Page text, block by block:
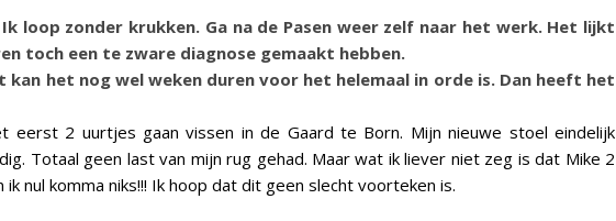
loop zonder krukken. Ga na de Pasen weer zelf naar het werk. Het lijkt
toch een te zware diagnose gemaakt hebben.
kan het nog wel weken duren voor het helemaal in orde is. Dan heeft het
eerst 2 uurtjes gaan vissen in de Gaard te Born. Mijn nieuwe stoel eindelijk
Totaal geen last van mijn rug gehad. Maar wat ik liever niet zeg is dat Mike 2
nul komma niks!!! Ik hoop dat dit geen slecht voorteken is.